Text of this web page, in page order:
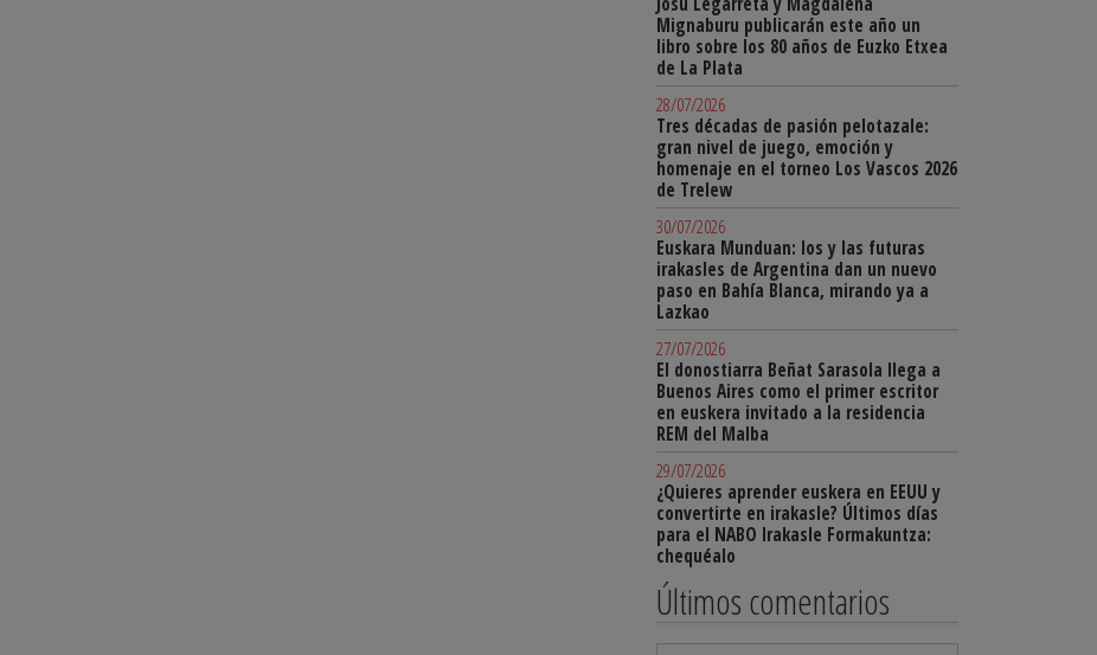
Mignaburu publicarán este año un
libro sobre los 80 años de Euzko Etxea
de La Plata
28/07/2026
Tres décadas de pasión pelotazale:
gran nivel de juego, emoción y
homenaje en el torneo Los Vascos 2026
de Trelew
30/07/2026
Euskara Munduan: los y las futuras
irakasles de Argentina dan un nuevo
paso en Bahía Blanca, mirando ya a
Lazkao
27/07/2026
El donostiarra Beñat Sarasola llega a
Buenos Aires como el primer escritor
en euskera invitado a la residencia
REM del Malba
29/07/2026
¿Quieres aprender euskera en EEUU y
convertirte en irakasle? Últimos días
para el NABO Irakasle Formakuntza:
chequéalo
Últimos comentarios